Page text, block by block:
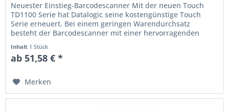
Neuester Einstieg-Barcodescanner Mit der neuen Touch
TD1100 Serie hat Datalogic seine kostengünstige Touch
Serie erneuert. Bei einem geringen Warendurchsatz
besteht der Barcodescanner mit einer hervorragenden
Inhalt 1 Stück
ab 51,58 € *
Merken